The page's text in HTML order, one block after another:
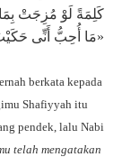
كَلِمَةً لَوْ مُزِجَتْ
«مَا أُحِبُّ أَنِّى
berkata kepada
Shafiyyah itu
pendek, lalu Nabi
telah mengatakan